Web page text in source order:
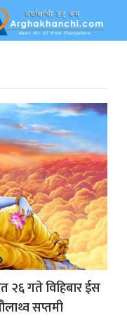
गते विहिबार ईस
सप्तमी